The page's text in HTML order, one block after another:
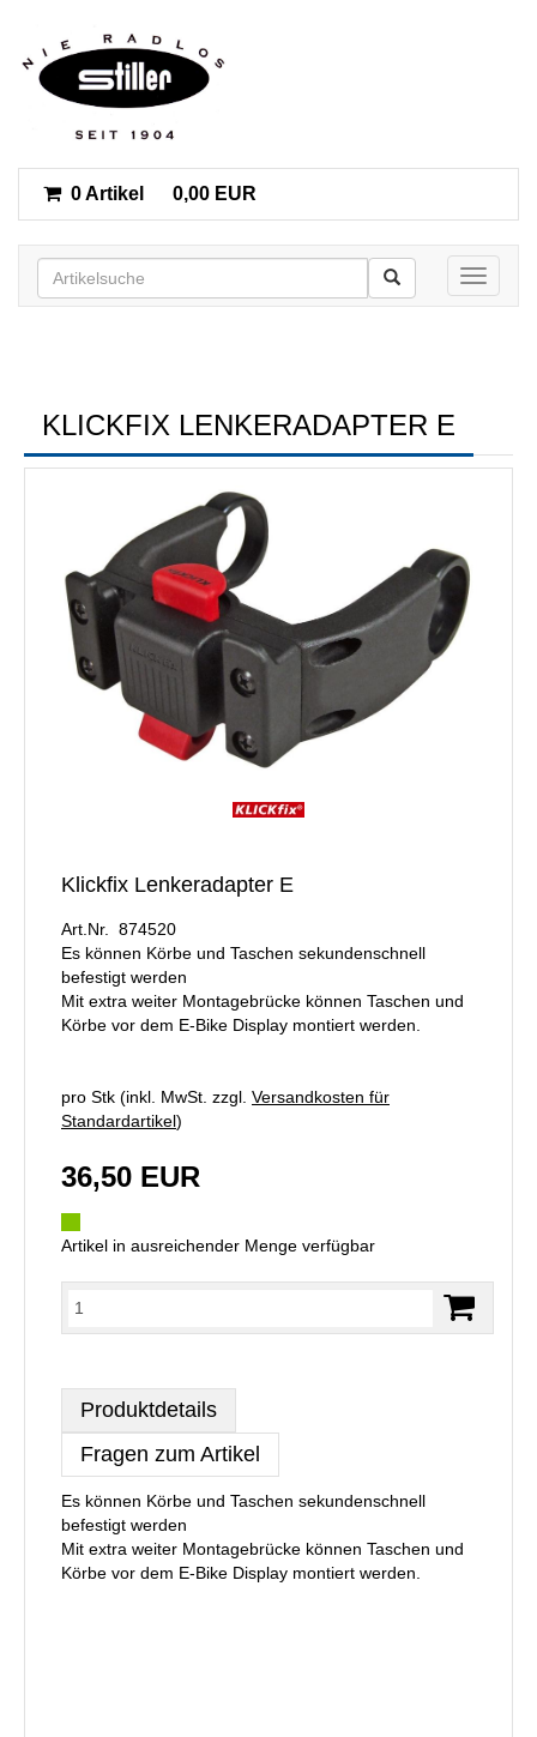
0 Artikel 0,00 EUR
Toggle
KLICKFIX LENKERADAPTER E
Klickfix Lenkeradapter E
Art.Nr. 874520
Es können Körbe und Taschen sekundenschnell
befestigt werden
Mit extra weiter Montagebrücke können Taschen und
Körbe vor dem E-Bike Display montiert werden.
pro Stk (inkl. MwSt. zzgl. Versandkosten für
Standardartikel)
36,50 EUR
Artikel in ausreichender Menge verfügbar
Produktdetails
Fragen zum Artikel
Es können Körbe und Taschen sekundenschnell
befestigt werden
Mit extra weiter Montagebrücke können Taschen und
Körbe vor dem E-Bike Display montiert werden.